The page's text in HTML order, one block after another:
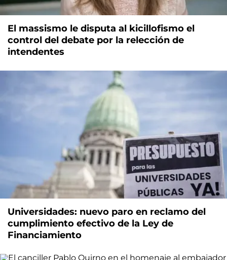
El massismo le disputa al kicillofismo el
control del debate por la relección de
intendentes
Universidades: nuevo paro en reclamo del
cumplimiento efectivo de la Ley de
Financiamiento